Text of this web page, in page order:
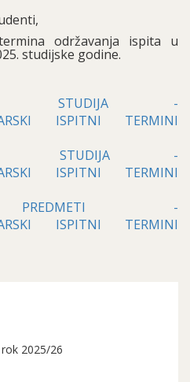
održavanja ispita u
studijske godine.
STUDIJA -
ISPITNI TERMINI
STUDIJA -
ISPITNI TERMINI
PREDMETI -
ISPITNI TERMINI
2025/26